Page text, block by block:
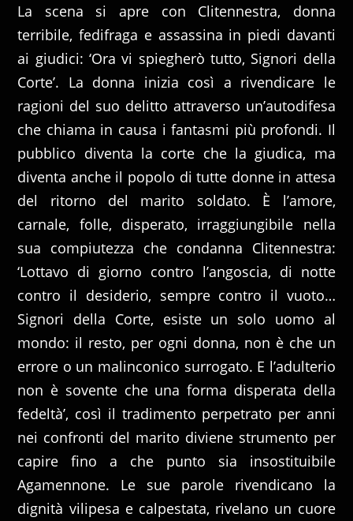
La scena si apre con Clitennestra, donna
terribile, fedifraga e assassina in piedi davanti
ai giudici: ‘Ora vi spiegherò tutto, Signori della
Corte’. La donna inizia così a rivendicare le
ragioni del suo delitto attraverso un’autodifesa
che chiama in causa i fantasmi più profondi. Il
pubblico diventa la corte che la giudica, ma
diventa anche il popolo di tutte donne in attesa
del ritorno del marito soldato. È l’amore,
carnale, folle, disperato, irraggiungibile nella
sua compiutezza che condanna Clitennestra:
‘Lottavo di giorno contro l’angoscia, di notte
contro il desiderio, sempre contro il vuoto…
Signori della Corte, esiste un solo uomo al
mondo: il resto, per ogni donna, non è che un
errore o un malinconico surrogato. E l’adulterio
non è sovente che una forma disperata della
fedeltà’, così il tradimento perpetrato per anni
nei confronti del marito diviene strumento per
capire fino a che punto sia insostituibile
Agamennone. Le sue parole rivendicano la
dignità vilipesa e calpestata, rivelano un cuore